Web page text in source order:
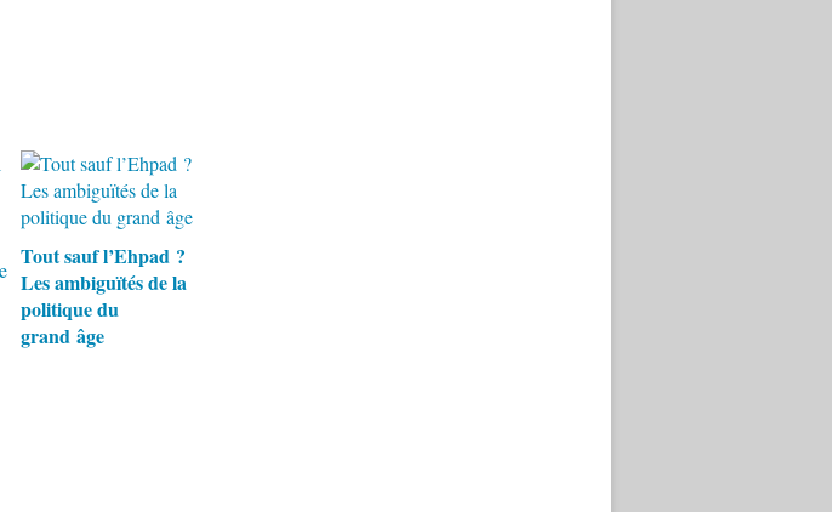
Tout sauf l’Ehpad ?
Les ambiguïtés de la
politique du
grand âge